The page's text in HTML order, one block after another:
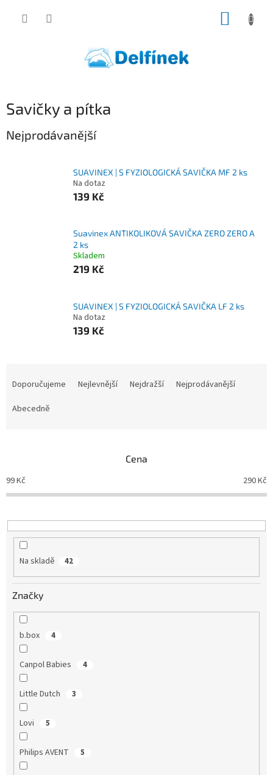
Savičky a pítka
Nejprodávanější
SUAVINEX | S FYZIOLOGICKÁ SAVIČKA MF 2 ks
Na dotaz
139 Kč
Suavinex ANTIKOLIKOVÁ SAVIČKA ZERO ZERO A
2 ks
Skladem
219 Kč
SUAVINEX | S FYZIOLOGICKÁ SAVIČKA LF 2 ks
Na dotaz
139 Kč
o
d
k
t
Doporučujeme Nejlevnější Nejdražší
Nejprodávanější
Abecedně
Cena
99Kč 290Kč
Na skladě 42
Značky
b.box 4
Canpol Babies 4
Little Dutch 3
Lovi 5
Philips AVENT 5